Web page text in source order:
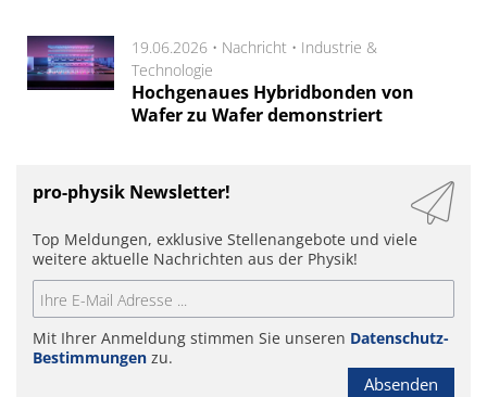
19.06.2026 • Nachricht • Industrie &
Technologie
Hochgenaues Hybridbonden von
Wafer zu Wafer demonstriert
pro-physik Newsletter!
Top Meldungen, exklusive Stellenangebote und viele
weitere aktuelle Nachrichten aus der Physik!
Mit Ihrer Anmeldung stimmen Sie unseren Datenschutz-
Bestimmungen zu.
Absenden